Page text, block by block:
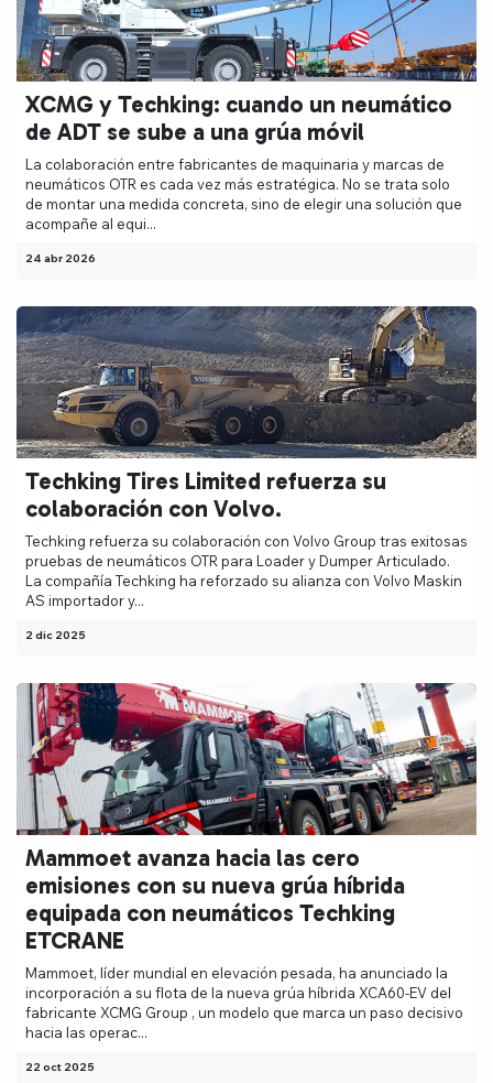
XCMG y Techking: cuando un neumático
de ADT se sube a una grúa móvil
La colaboración entre fabricantes de maquinaria y marcas de
neumáticos OTR es cada vez más estratégica. No se trata solo
de montar una medida concreta, sino de elegir una solución que
acompañe al equi...
24 abr 2026
Techking Tires Limited refuerza su
colaboración con Volvo.
Techking refuerza su colaboración con Volvo Group tras exitosas
pruebas de neumáticos OTR para Loader y Dumper Articulado.
La compañía Techking ha reforzado su alianza con Volvo Maskin
AS importador y...
2 dic 2025
Mammoet avanza hacia las cero
emisiones con su nueva grúa híbrida
equipada con neumáticos Techking
ETCRANE
Mammoet, líder mundial en elevación pesada, ha anunciado la
incorporación a su flota de la nueva grúa híbrida XCA60-EV del
fabricante XCMG Group , un modelo que marca un paso decisivo
hacia las operac...
22 oct 2025